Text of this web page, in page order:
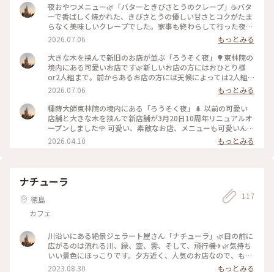
夜おやつメニュー🌿「バターときびさとうのクレープ」☕️バタ
ーで香ばしく焼かれた、きびさとうの優しい甘さとコクがたま
らなく美味しいクレープでした。家事も終わらして行った夜時
間は昼時間とは違ってまったり幸せな時間でした。私達が行っ
た後すぐに満席になり、あちこちで笑顔が、そしてライトアッ
プされた桜も満開でした。🌸テイクアウトのフィナンシェも買
って帰りました。☺️ 2026.4.14 #ろうそく夜 #夜おやつメニ
ュー #クレープ #コーヒー #カフェ #夜カフェ #桜 #
2026.07.06
もっとみる
大きな木を挟んで新旧のお店が並ぶ「ろうそく夜」🌳東林院の
境内にある可愛いお店です🌿新しいお店の方にはおひとり様
or2人組まで。前からあるお店の方には天候によっては2人組
以上でも入れるそうです☕️日にちによっては夜遅くまで空いて
てInstagramで確認して夜に行って来ました🚗まだ、桜が咲い
てて夜桜も楽しめました🌸昼もいいけど夜もまた素敵💡です🌳
2026.4.14 #ろうそく夜 #ひみつの絶景 #夜カフェ #桜 #
カフェ
2026.07.06
もっとみる
種蒔大師東林院の境内にある「ろうそく夜」🌲 以前の可愛い
店舗と大きな木を挟んで新店舗が3月20日10周年リニュアルオ
ープンしました🌹 可愛い、素敵なお店、メニューも可愛いん
です🍓私達はいちごティラミスを食べながら窓から見える桜の
花を見ながらの素敵な午後🌸贅沢な時間でした☺️ 2026.4.3 #桜
2026.04.10 もっとみる
ナチューラ
徳島
カフェ
117
川沿いにある絶景ジェラート屋さん「ナチューラ」🌿目の前に
広がるのは流れる川、緑、空、雲、そして、飛行機✈︎🌿気持ち
いい景色にほっこりです。夕方近く、人気のお店なので、もぅ
少なくなってるかなぁと思いながら行くと良かった、ありまし
2023.08.30
もっとみる